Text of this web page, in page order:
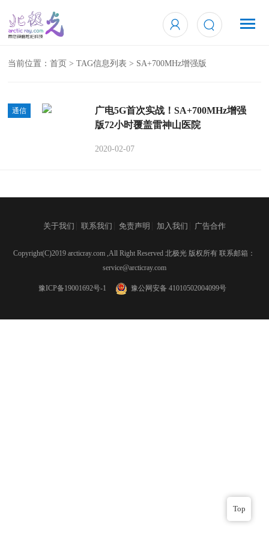
当前位置：首页 > TAG信息列表 > SA+700MHz增强版
通信
广电5G首次实战！SA+700MHz增强
版72小时覆盖雷神山医院
2020-02-07
关于我们 联系我们 免责声明 加入我们 广告合作
Copyright(C)2019 arcticray.com ,All Right Reserved 北极光 版权所有 联系邮箱：
service@arcticray.com
豫ICP备19001692号-1 豫公网安备 41010502004099号
Top